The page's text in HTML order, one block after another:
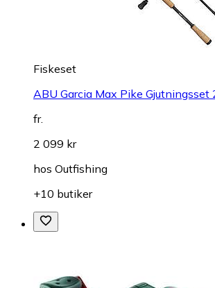
Fiskeset
ABU Garcia Max Pike
fr.
2 099 kr
hos Outfishing
+10 butiker